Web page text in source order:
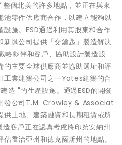
整個北美的許多地點，並正在與來
池零件供應商合作，以建立能夠以
設施。ESD通過利用其股東和合作
新興公司提供「交鑰匙」製造解決
略夥伴和客戶、協助設計製造設
的主要全球供應商並協助選址和評
工業建築公司之一Yates建築的合
造 "的生產設施。通過ESD的開發
發公司T.M. Crowley & Associat
供土地、建築融資和長期租賃或所
客戶正在認真考慮將印第安納州
喬治亞州和德克薩斯州的地點。